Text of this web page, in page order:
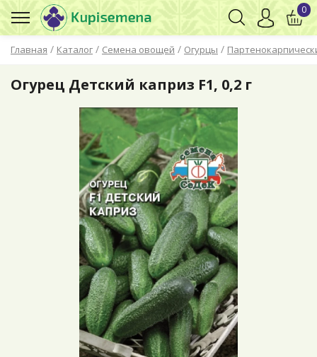
Главная / Каталог / Семена овощей / Огурцы /
0
Огурец Детский каприз F1, 0,2 г